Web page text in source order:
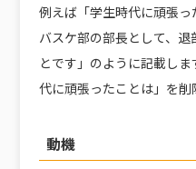
例えば「学生時代に頑張
バスケ部の部長として、
とです」のように記載し
代に頑張ったことは」を削
動機